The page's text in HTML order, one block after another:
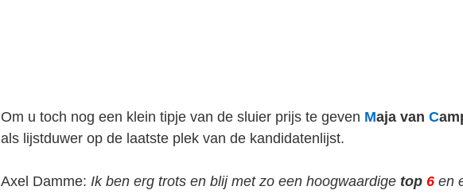
Om u toch nog een klein tipje van de sluier prijs te geven Maja van C
als lijstduwer op de laatste plek van de kandidatenlijst.
Axel Damme: Ik ben erg trots en blij met zo een hoogwaardige top 6 en